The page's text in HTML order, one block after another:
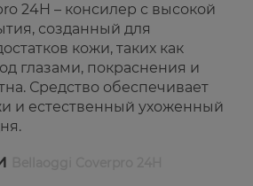
24H – консилер с высокой
созданный для
кожи, таких как
глазами, покраснения и
Средство обеспечивает
и естественный ухоженный